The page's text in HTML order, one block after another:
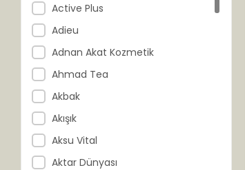
Active Plus
Adieu
Adnan Akat Kozmetik
Ahmad Tea
Akbak
Akışık
Aksu Vital
Aktar Dünyası